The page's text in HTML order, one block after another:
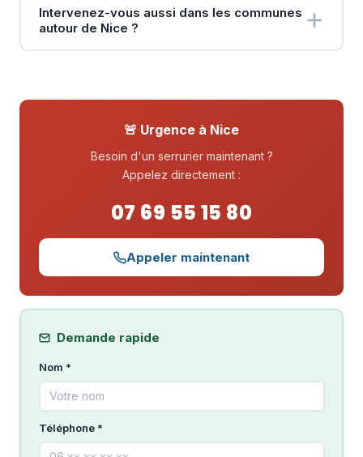
Intervenez-vous aussi dans les communes
autour de Nice ?
🚨 Urgence à Nice
Besoin d'un serrurier maintenant ?
Appelez directement :
07 69 55 15 80
Appeler maintenant
Demande rapide
Nom *
Téléphone *